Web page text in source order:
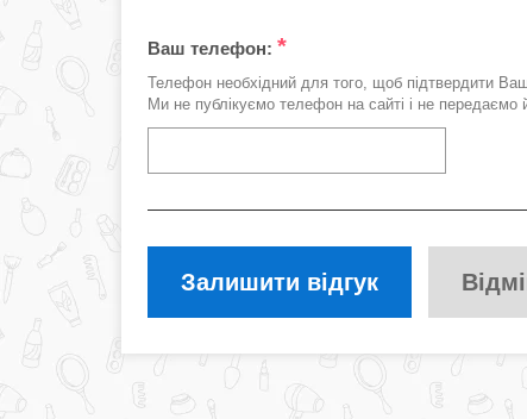
Ваш телефон: *
Телефон необхідний для того, щоб підтвердити Ваш
Ми не публікуємо телефон на сайті і не передаємо
Залишити відгук